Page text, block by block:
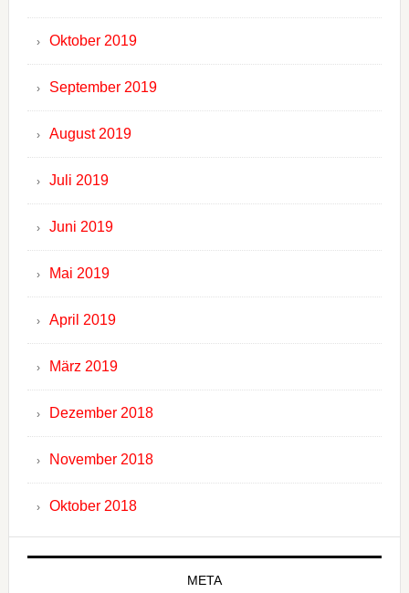
Oktober 2019
September 2019
August 2019
Juli 2019
Juni 2019
Mai 2019
April 2019
März 2019
Dezember 2018
November 2018
Oktober 2018
META